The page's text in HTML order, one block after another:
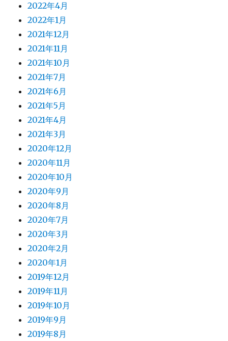
2022年4月
2022年1月
2021年12月
2021年11月
2021年10月
2021年7月
2021年6月
2021年5月
2021年4月
2021年3月
2020年12月
2020年11月
2020年10月
2020年9月
2020年8月
2020年7月
2020年3月
2020年2月
2020年1月
2019年12月
2019年11月
2019年10月
2019年9月
2019年8月